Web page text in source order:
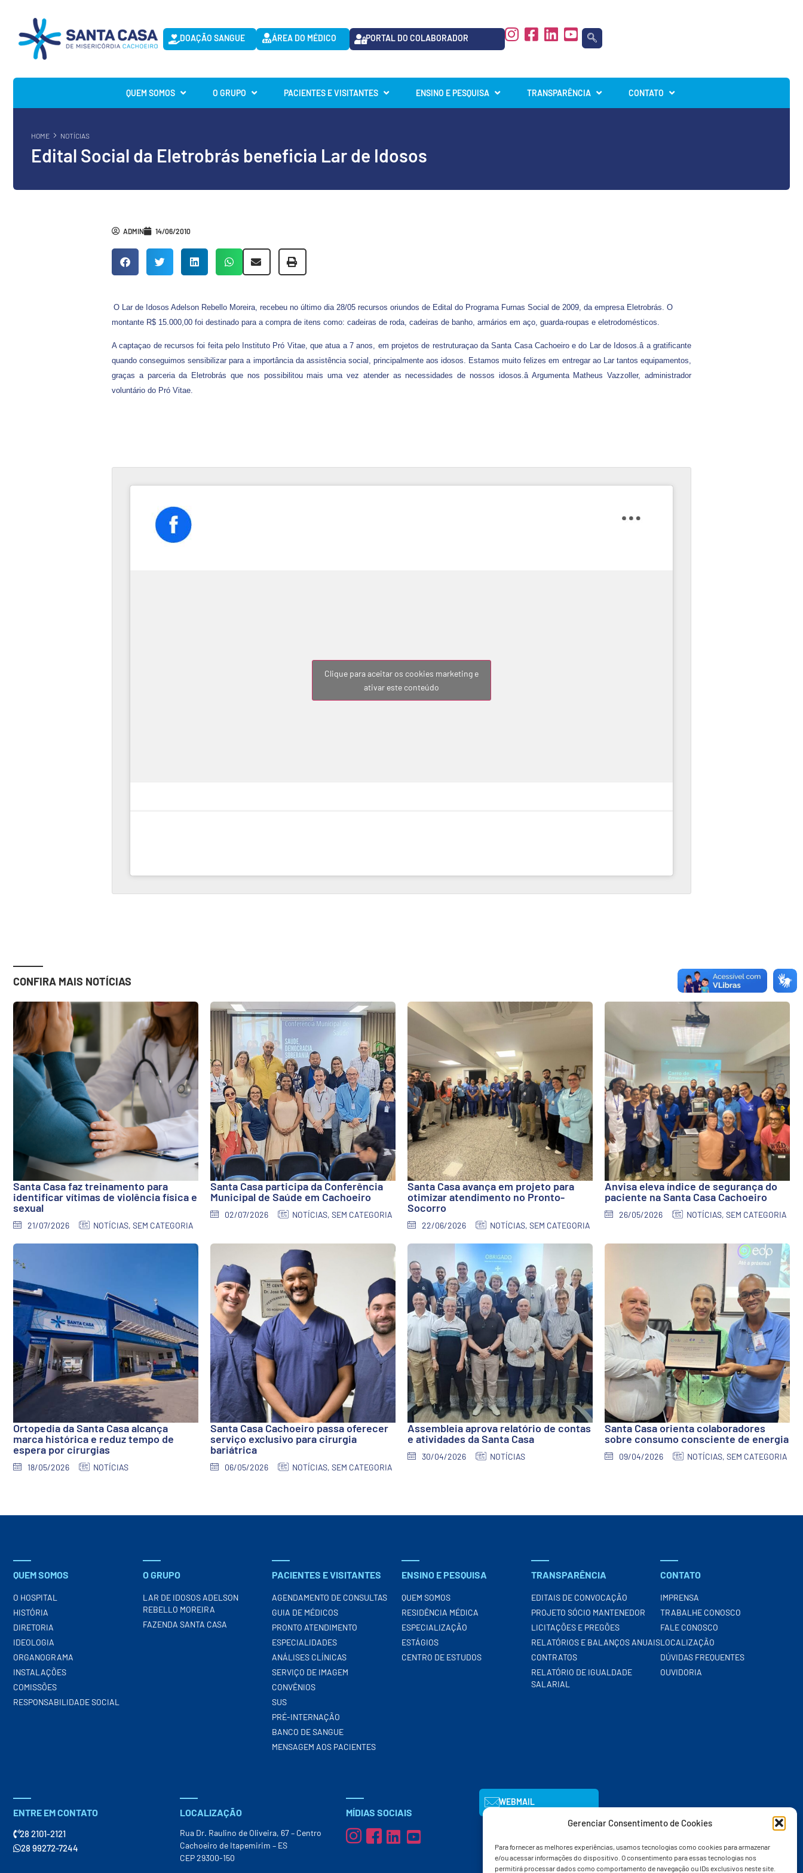
Gerenciar Consentimento de Cookies
Para fornecer as melhores experiências, usamos tecnologias como cookies para armazenar
e/ou acessar informações do dispositivo. O consentimento para essas tecnologias nos
permitirá processar dados como comportamento de navegação ou IDs exclusivos neste site.
DOAÇÃO SANGUE ÁREA DO MÉDICO PORTAL DO COLABORADOR
QUEM SOMOS O GRUPO PACIENTES E VISITANTES ENSINO E PESQUISA TRANSPARÊNCIA CONTATO
HOME NOTÍCIAS
Edital Social da Eletrobrás beneficia Lar de Idosos
ADMIN 14/06/2010
O Lar de Idosos Adelson Rebello Moreira, recebeu no último dia 28/05 recursos oriundos de Edital do Programa Furnas Social de 2009, da empresa Eletrobrás. O
montante R$ 15.000,00 foi destinado para a compra de itens como: cadeiras de roda, cadeiras de banho, armários em aço, guarda-roupas e eletrodomésticos.
A captaçao de recursos foi feita pelo Instituto Pró Vitae, que atua a 7 anos, em projetos de restruturaçao da Santa Casa Cachoeiro e do Lar de Idosos.â a gratificante
quando conseguimos sensibilizar para a importância da assistência social, principalmente aos idosos. Estamos muito felizes em entregar ao Lar tantos equipamentos,
graças a parceria da Eletrobrás que nos possibilitou mais uma vez atender as necessidades de nossos idosos.â Argumenta Matheus Vazzoller, administrador
voluntário do Pró Vitae.
Clique para aceitar os cookies marketing e
ativar este conteúdo
CONFIRA MAIS NOTÍCIAS
Santa Casa faz treinamento para
identificar vítimas de violência física e
sexual
21/07/2026 NOTÍCIAS, SEM CATEGORIA
Santa Casa participa da Conferência
Municipal de Saúde em Cachoeiro
02/07/2026 NOTÍCIAS, SEM CATEGORIA
Santa Casa avança em projeto para
otimizar atendimento no Pronto-
Socorro
22/06/2026 NOTÍCIAS, SEM CATEGORIA
Anvisa eleva índice de segurança do
paciente na Santa Casa Cachoeiro
26/05/2026 NOTÍCIAS, SEM CATEGORIA
Ortopedia da Santa Casa alcança
marca histórica e reduz tempo de
espera por cirurgias
18/05/2026 NOTÍCIAS
Santa Casa Cachoeiro passa oferecer
serviço exclusivo para cirurgia
bariátrica
06/05/2026 NOTÍCIAS, SEM CATEGORIA
Assembleia aprova relatório de contas
e atividades da Santa Casa
30/04/2026 NOTÍCIAS
Santa Casa orienta colaboradores
sobre consumo consciente de energia
09/04/2026 NOTÍCIAS, SEM CATEGORIA
QUEM SOMOS
O HOSPITAL
HISTÓRIA
DIRETORIA
IDEOLOGIA
ORGANOGRAMA
INSTALAÇÕES
COMISSÕES
RESPONSABILIDADE SOCIAL
O GRUPO
LAR DE IDOSOS ADELSON
REBELLO MOREIRA
FAZENDA SANTA CASA
PACIENTES E VISITANTES
AGENDAMENTO DE CONSULTAS
GUIA DE MÉDICOS
PRONTO ATENDIMENTO
ESPECIALIDADES
ANÁLISES CLÍNICAS
SERVIÇO DE IMAGEM
CONVÊNIOS
SUS
PRÉ-INTERNAÇÃO
BANCO DE SANGUE
MENSAGEM AOS PACIENTES
ENSINO E PESQUISA
QUEM SOMOS
RESIDÊNCIA MÉDICA
ESPECIALIZAÇÃO
ESTÁGIOS
CENTRO DE ESTUDOS
TRANSPARÊNCIA
EDITAIS DE CONVOCAÇÃO
PROJETO SÓCIO MANTENEDOR
LICITAÇÕES E PREGÕES
RELATÓRIOS E BALANÇOS ANUAIS
CONTRATOS
RELATÓRIO DE IGUALDADE
SALARIAL
CONTATO
IMPRENSA
TRABALHE CONOSCO
FALE CONOSCO
LOCALIZAÇÃO
DÚVIDAS FREQUENTES
OUVIDORIA
ENTRE EM CONTATO
28 2101-2121
28 99272-7244
LOCALIZAÇÃO
Rua Dr. Raulino de Oliveira, 67 – Centro
Cachoeiro de Itapemirim – ES
CEP 29300-150
MÍDIAS SOCIAIS
WEBMAIL